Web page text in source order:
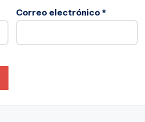
Correo electrónico*